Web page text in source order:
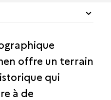
L’HOMME MODERNE
L’OBSIDIENNE
offre un terrain
qui
à de